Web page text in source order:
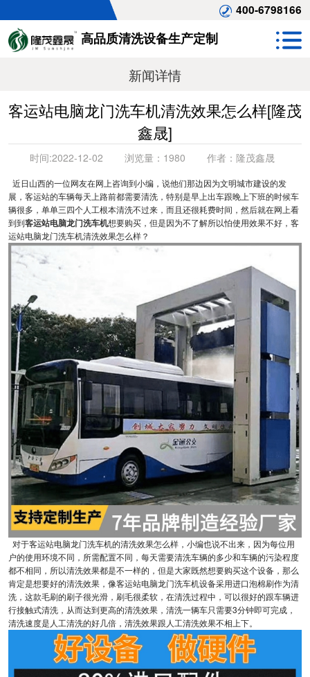
400-6798166
高品质清洗设备生产定制
新闻详情
客运站电脑龙门洗车机清洗效果怎么样[隆茂
鑫晟]
时间:2022-12-02 浏览量： 1980 作者： 隆茂鑫晟
近日山西的一位网友在网上咨询到小编，说他们那边因为文明城市建设的发
展，客运站的车辆每天上路前都需要清洗，特别是早上出车跟晚上下班的时候车
辆很多，单单三四个人工根本清洗不过来，而且还很耗费时间，然后就在网上看
到到客运站电脑龙门洗车机想要购买，但是因为不了解所以怕使用效果不好，客
运站电脑龙门洗车机清洗效果怎么样？
对于客运站电脑龙门洗车机的清洗效果怎么样，小编也说不出来，因为每位用
户的使用环境不同，所需配置不同，每天需要清洗车辆的多少和车辆的污染程度
都不相同，所以清洗效果都是不一样的，但是大家既然想要购买这个设备，那么
肯定是想要好的清洗效果，像客运站电脑龙门洗车机设备采用进口泡棉刷作为清
洗，这款毛刷的刷子很光滑，刷毛很柔软，在清洗过程中，可以很好的跟车辆进
行接触式清洗，从而达到更高的清洗效果，清洗一辆车只需要3分钟即可完成，
清洗速度是人工清洗的好几倍，清洗效果跟人工清洗效果不相上下。